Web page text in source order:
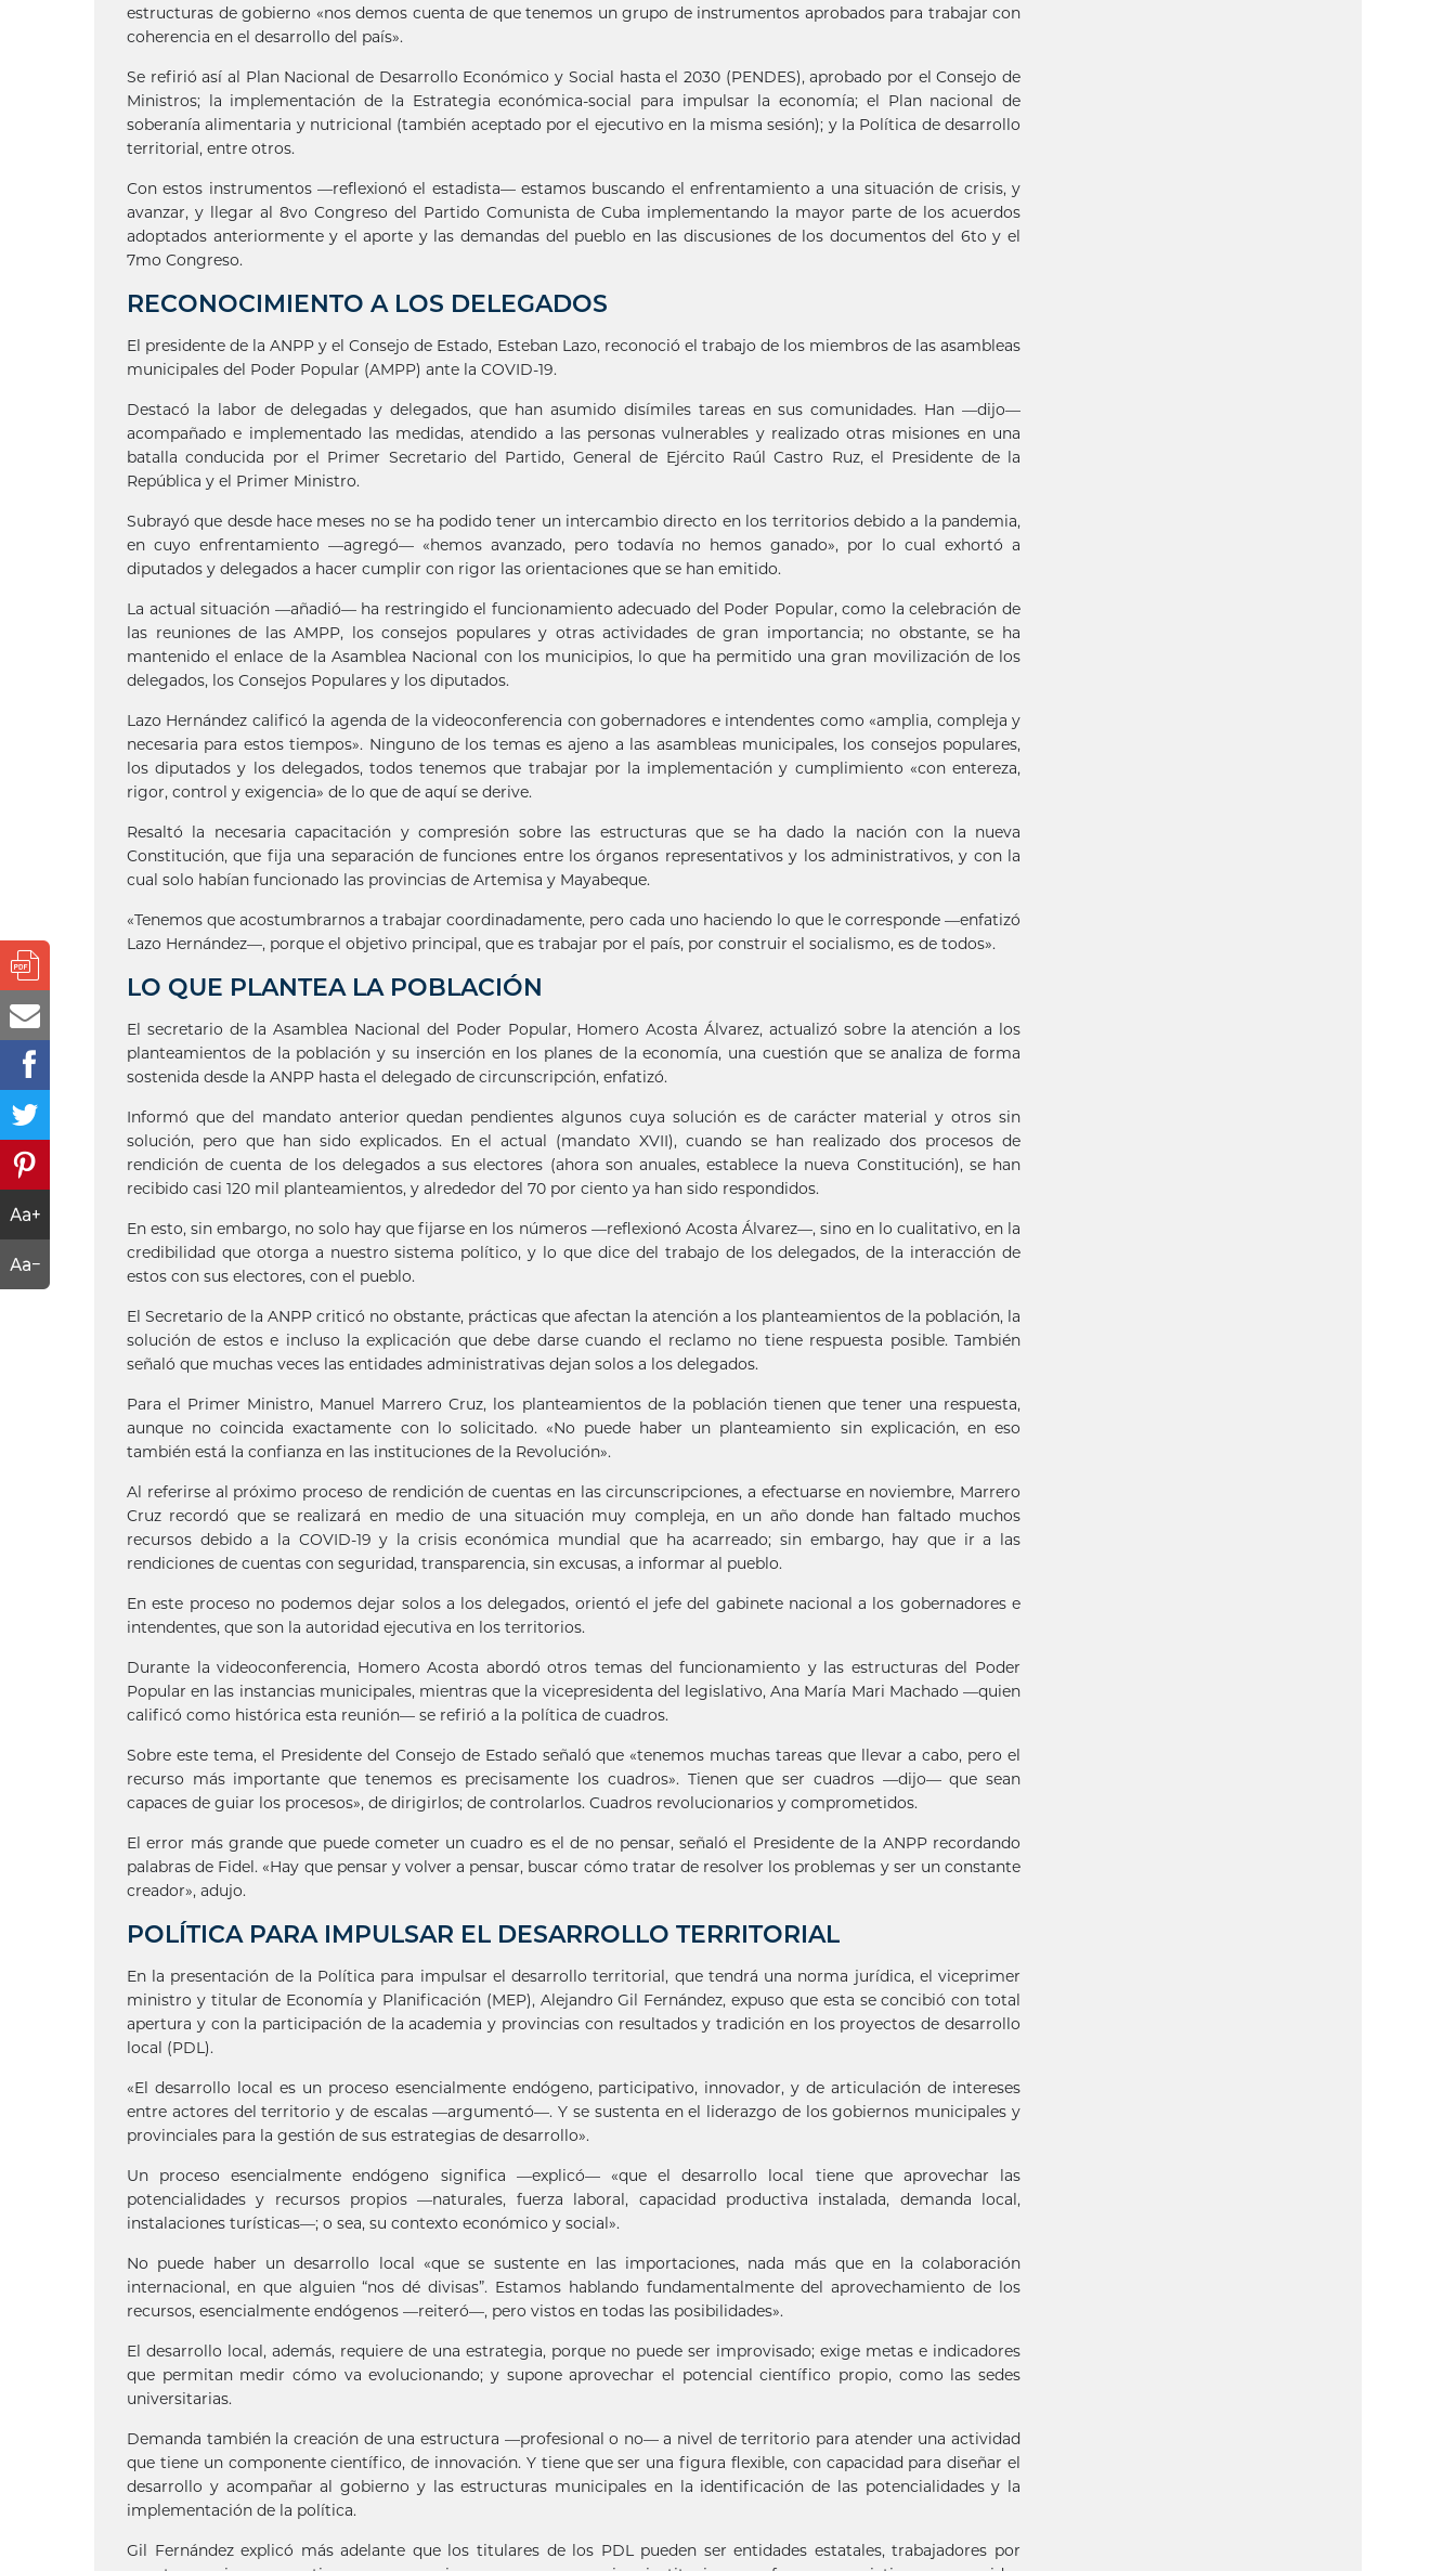
estructuras de gobierno «nos demos cuenta de que tenemos un grupo de instrumentos aprobados para trabajar con
coherencia en el desarrollo del país».
Se refirió así al Plan Nacional de Desarrollo Económico y Social hasta el 2030 (PENDES), aprobado por el Consejo de
Ministros; la implementación de la Estrategia económica-social para impulsar la economía; el Plan nacional de
soberanía alimentaria y nutricional (también aceptado por el ejecutivo en la misma sesión); y la Política de desarrollo
territorial, entre otros.
Con estos instrumentos —reflexionó el estadista— estamos buscando el enfrentamiento a una situación de crisis, y
avanzar, y llegar al 8vo Congreso del Partido Comunista de Cuba implementando la mayor parte de los acuerdos
adoptados anteriormente y el aporte y las demandas del pueblo en las discusiones de los documentos del 6to y el
7mo Congreso.
RECONOCIMIENTO A LOS DELEGADOS
El presidente de la ANPP y el Consejo de Estado, Esteban Lazo, reconoció el trabajo de los miembros de las asambleas
municipales del Poder Popular (AMPP) ante la COVID-19.
Destacó la labor de delegadas y delegados, que han asumido disímiles tareas en sus comunidades. Han —dijo—
acompañado e implementado las medidas, atendido a las personas vulnerables y realizado otras misiones en una
batalla conducida por el Primer Secretario del Partido, General de Ejército Raúl Castro Ruz, el Presidente de la
República y el Primer Ministro.
Subrayó que desde hace meses no se ha podido tener un intercambio directo en los territorios debido a la pandemia,
en cuyo enfrentamiento —agregó— «hemos avanzado, pero todavía no hemos ganado», por lo cual exhortó a
diputados y delegados a hacer cumplir con rigor las orientaciones que se han emitido.
La actual situación —añadió— ha restringido el funcionamiento adecuado del Poder Popular, como la celebración de
las reuniones de las AMPP, los consejos populares y otras actividades de gran importancia; no obstante, se ha
mantenido el enlace de la Asamblea Nacional con los municipios, lo que ha permitido una gran movilización de los
delegados, los Consejos Populares y los diputados.
Lazo Hernández calificó la agenda de la videoconferencia con gobernadores e intendentes como «amplia, compleja y
necesaria para estos tiempos». Ninguno de los temas es ajeno a las asambleas municipales, los consejos populares,
los diputados y los delegados, todos tenemos que trabajar por la implementación y cumplimiento «con entereza,
rigor, control y exigencia» de lo que de aquí se derive.
Resaltó la necesaria capacitación y compresión sobre las estructuras que se ha dado la nación con la nueva
Constitución, que fija una separación de funciones entre los órganos representativos y los administrativos, y con la
cual solo habían funcionado las provincias de Artemisa y Mayabeque.
«Tenemos que acostumbrarnos a trabajar coordinadamente, pero cada uno haciendo lo que le corresponde —enfatizó
Lazo Hernández—, porque el objetivo principal, que es trabajar por el país, por construir el socialismo, es de todos».
LO QUE PLANTEA LA POBLACIÓN
El secretario de la Asamblea Nacional del Poder Popular, Homero Acosta Álvarez, actualizó sobre la atención a los
planteamientos de la población y su inserción en los planes de la economía, una cuestión que se analiza de forma
sostenida desde la ANPP hasta el delegado de circunscripción, enfatizó.
Informó que del mandato anterior quedan pendientes algunos cuya solución es de carácter material y otros sin
solución, pero que han sido explicados. En el actual (mandato XVII), cuando se han realizado dos procesos de
rendición de cuenta de los delegados a sus electores (ahora son anuales, establece la nueva Constitución), se han
recibido casi 120 mil planteamientos, y alrededor del 70 por ciento ya han sido respondidos.
En esto, sin embargo, no solo hay que fijarse en los números —reflexionó Acosta Álvarez—, sino en lo cualitativo, en la
credibilidad que otorga a nuestro sistema político, y lo que dice del trabajo de los delegados, de la interacción de
estos con sus electores, con el pueblo.
El Secretario de la ANPP criticó no obstante, prácticas que afectan la atención a los planteamientos de la población, la
solución de estos e incluso la explicación que debe darse cuando el reclamo no tiene respuesta posible. También
señaló que muchas veces las entidades administrativas dejan solos a los delegados.
Para el Primer Ministro, Manuel Marrero Cruz, los planteamientos de la población tienen que tener una respuesta,
aunque no coincida exactamente con lo solicitado. «No puede haber un planteamiento sin explicación, en eso
también está la confianza en las instituciones de la Revolución».
Al referirse al próximo proceso de rendición de cuentas en las circunscripciones, a efectuarse en noviembre, Marrero
Cruz recordó que se realizará en medio de una situación muy compleja, en un año donde han faltado muchos
recursos debido a la COVID-19 y la crisis económica mundial que ha acarreado; sin embargo, hay que ir a las
rendiciones de cuentas con seguridad, transparencia, sin excusas, a informar al pueblo.
En este proceso no podemos dejar solos a los delegados, orientó el jefe del gabinete nacional a los gobernadores e
intendentes, que son la autoridad ejecutiva en los territorios.
Durante la videoconferencia, Homero Acosta abordó otros temas del funcionamiento y las estructuras del Poder
Popular en las instancias municipales, mientras que la vicepresidenta del legislativo, Ana María Mari Machado —quien
calificó como histórica esta reunión— se refirió a la política de cuadros.
Sobre este tema, el Presidente del Consejo de Estado señaló que «tenemos muchas tareas que llevar a cabo, pero el
recurso más importante que tenemos es precisamente los cuadros». Tienen que ser cuadros —dijo— que sean
capaces de guiar los procesos», de dirigirlos; de controlarlos. Cuadros revolucionarios y comprometidos.
El error más grande que puede cometer un cuadro es el de no pensar, señaló el Presidente de la ANPP recordando
palabras de Fidel. «Hay que pensar y volver a pensar, buscar cómo tratar de resolver los problemas y ser un constante
creador», adujo.
POLÍTICA PARA IMPULSAR EL DESARROLLO TERRITORIAL
En la presentación de la Política para impulsar el desarrollo territorial, que tendrá una norma jurídica, el viceprimer
ministro y titular de Economía y Planificación (MEP), Alejandro Gil Fernández, expuso que esta se concibió con total
apertura y con la participación de la academia y provincias con resultados y tradición en los proyectos de desarrollo
local (PDL).
«El desarrollo local es un proceso esencialmente endógeno, participativo, innovador, y de articulación de intereses
entre actores del territorio y de escalas —argumentó—. Y se sustenta en el liderazgo de los gobiernos municipales y
provinciales para la gestión de sus estrategias de desarrollo».
Un proceso esencialmente endógeno significa —explicó— «que el desarrollo local tiene que aprovechar las
potencialidades y recursos propios —naturales, fuerza laboral, capacidad productiva instalada, demanda local,
instalaciones turísticas—; o sea, su contexto económico y social».
No puede haber un desarrollo local «que se sustente en las importaciones, nada más que en la colaboración
internacional, en que alguien “nos dé divisas”. Estamos hablando fundamentalmente del aprovechamiento de los
recursos, esencialmente endógenos —reiteró—, pero vistos en todas las posibilidades».
El desarrollo local, además, requiere de una estrategia, porque no puede ser improvisado; exige metas e indicadores
que permitan medir cómo va evolucionando; y supone aprovechar el potencial científico propio, como las sedes
universitarias.
Demanda también la creación de una estructura —profesional o no— a nivel de territorio para atender una actividad
que tiene un componente científico, de innovación. Y tiene que ser una figura flexible, con capacidad para diseñar el
desarrollo y acompañar al gobierno y las estructuras municipales en la identificación de las potencialidades y la
implementación de la política.
Gil Fernández explicó más adelante que los titulares de los PDL pueden ser entidades estatales, trabajadores por